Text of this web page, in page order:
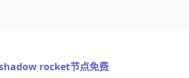
rocket节点免费